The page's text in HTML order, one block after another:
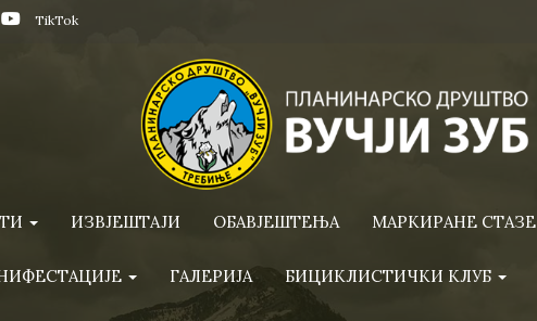
TikTok
ИЗВЈЕШТАЈИ ОБАВЈЕШТЕЊА МАРКИРАНЕ СТАЗЕ
ГАЛЕРИЈА БИЦИКЛИСТИЧКИ КЛУБ